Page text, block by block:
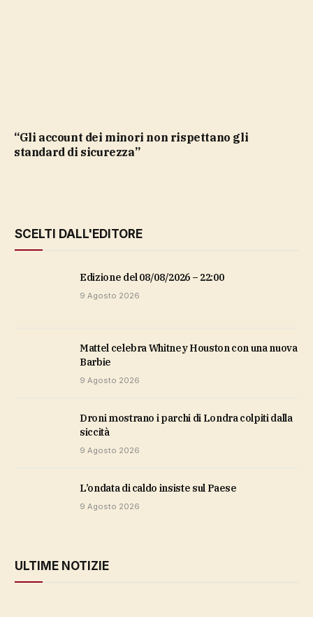
“Gli account dei minori non rispettano gli
standard di sicurezza”
SCELTI DALL'EDITORE
Edizione del 08/08/2026 – 22:00
9 Agosto 2026
Mattel celebra Whitney Houston con una nuova
Barbie
9 Agosto 2026
Droni mostrano i parchi di Londra colpiti dalla
siccità
9 Agosto 2026
l’ondata di caldo insiste sul Paese
9 Agosto 2026
ULTIME NOTIZIE